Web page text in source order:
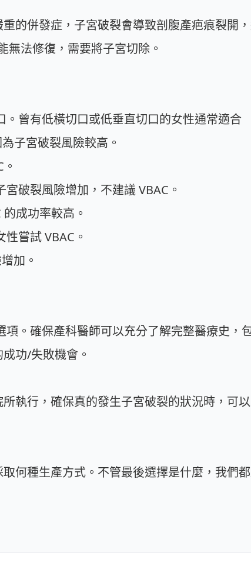
的併發症，子宮破裂會導致剖腹產疤痕裂開
法修復，需要將子宮切除。
曾有低橫切口或低垂直切口的女性通常適合
子宮破裂風險較高。
破裂風險增加，不建議 VBAC。
成功率較高。
嘗試 VBAC。
加。
。確保產科醫師可以充分了解完整醫療史，
功/失敗機會。
執行，確保真的發生子宮破裂的狀況時，可
何種生產方式。不管最後選擇是什麼，我們